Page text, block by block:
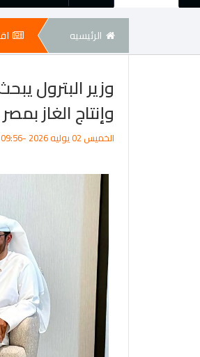
الرئيسيه
وزير البترول
وإنتاج الغاز بمصر
الخميس 02 يوليه 2026 -09:56